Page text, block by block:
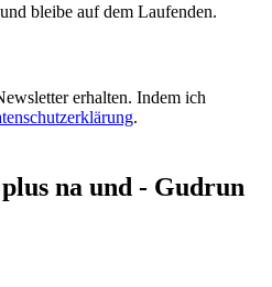
bleibe auf dem Laufenden.
erhalten. Indem ich
.
na und - Gudrun